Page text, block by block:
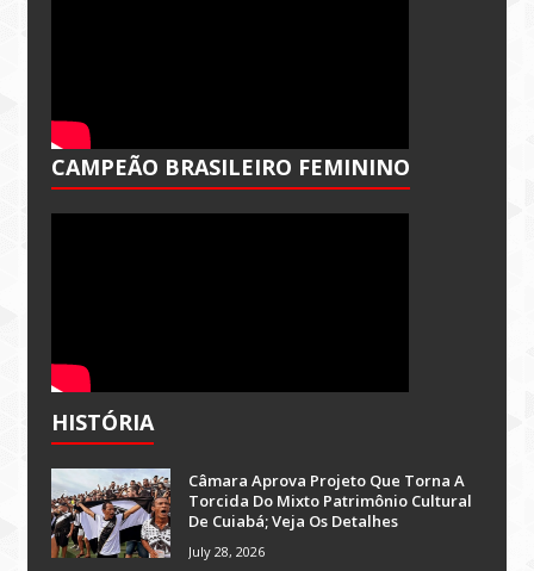
CAMPEÃO BRASILEIRO FEMININO
HISTÓRIA
Câmara Aprova Projeto Que Torna A
Torcida Do Mixto Patrimônio Cultural
De Cuiabá; Veja Os Detalhes
July 28, 2026